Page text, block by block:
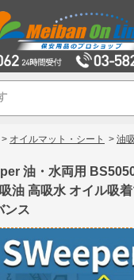
> オイルマット・シート > 油
油・水両用
油 高吸水 オイル吸
ンス